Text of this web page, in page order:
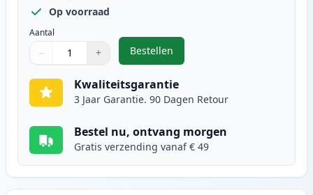
Op voorraad
Aantal
Gebruik de knoppen om aan te passen
− +
1
Bestellen
,Brother DR241 Cyan Drum (Ink
Kwaliteitsgarantie
3 Jaar Garantie. 90 Dagen Retour
Bestel nu, ontvang morgen
Gratis verzending vanaf € 49